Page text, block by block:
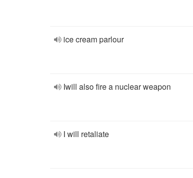
ice cream parlour
Iwill also fire a nuclear weapon
I will retaliate